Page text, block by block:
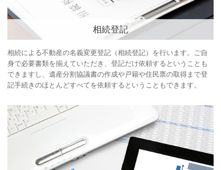
相続登記
相続による不動産の名義変更登記（相続登記）を行います。ご自
身で必要書類を揃えていただき、登記だけ依頼するということも
できますし、遺産分割協議書の作成や戸籍や住民票の取得まで登
記手続きのほとんどすべてを依頼するということもできます。